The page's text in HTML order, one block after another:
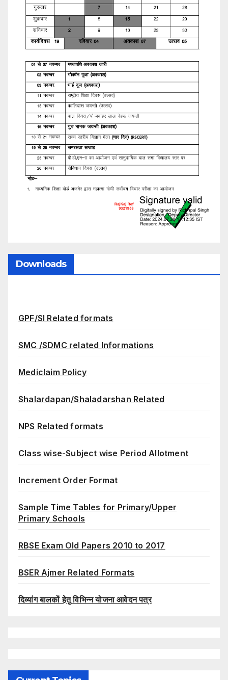
Downloads
GPF/SI Related formats
SMC /SDMC related Informations
Mediclaim Policy
Shalardapan/Shaladarshan Related
NPS Related formats
Class wise-Subject wise Period Allotment
Increment Order Format
Sample Time Tables for Primary/Upper
Primary Schools
RBSE Exam Old Papers 2010 to 2017
BSER Ajmer Related Formats
दिव्यांग बालकों हेतु विभिन्न योजना आवेदन पत्र